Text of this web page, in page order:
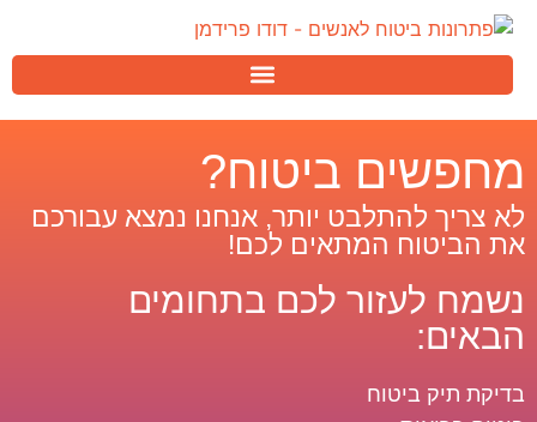
מחפשים ביטוח?
לא צריך להתלבט יותר, אנחנו נמצא עבורכם
את הביטוח המתאים לכם!
נשמח לעזור לכם בתחומים
הבאים:
בדיקת תיק ביטוח